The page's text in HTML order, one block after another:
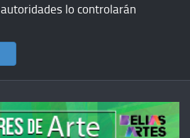
lo controlarán